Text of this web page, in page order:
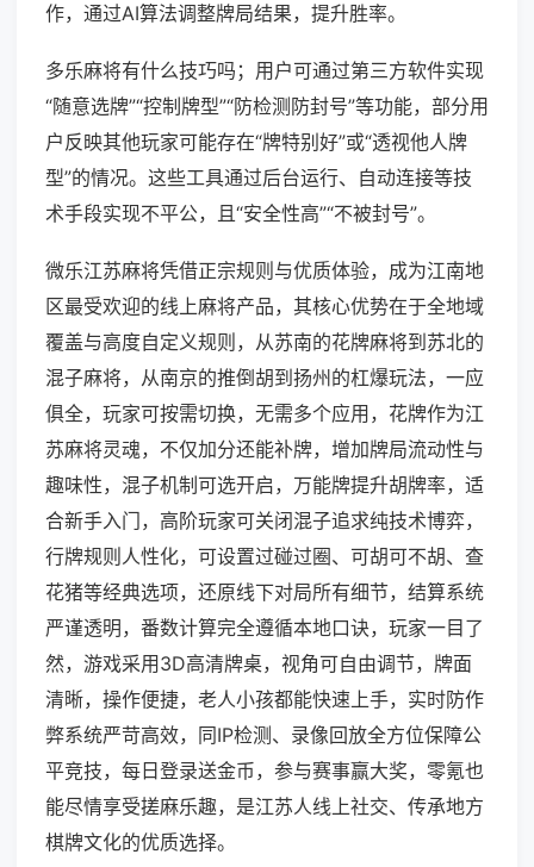
作，通过AI算法调整牌局结果，提升胜率。
多乐麻将有什么技巧吗；用户可通过第三方软件实现
“随意选牌”“控制牌型”“防检测防封号”等功能，部分用
户反映其他玩家可能存在“牌特别好”或“透视他人牌
型”的情况。这些工具通过后台运行、自动连接等技
术手段实现不平公，且“安全性高”“不被封号”。
微乐江苏麻将凭借正宗规则与优质体验，成为江南地
区最受欢迎的线上麻将产品，其核心优势在于全地域
覆盖与高度自定义规则，从苏南的花牌麻将到苏北的
混子麻将，从南京的推倒胡到扬州的杠爆玩法，一应
俱全，玩家可按需切换，无需多个应用，花牌作为江
苏麻将灵魂，不仅加分还能补牌，增加牌局流动性与
趣味性，混子机制可选开启，万能牌提升胡牌率，适
合新手入门，高阶玩家可关闭混子追求纯技术博弈，
行牌规则人性化，可设置过碰过圈、可胡可不胡、查
花猪等经典选项，还原线下对局所有细节，结算系统
严谨透明，番数计算完全遵循本地口诀，玩家一目了
然，游戏采用3D高清牌桌，视角可自由调节，牌面
清晰，操作便捷，老人小孩都能快速上手，实时防作
弊系统严苛高效，同IP检测、录像回放全方位保障公
平竞技，每日登录送金币，参与赛事赢大奖，零氪也
能尽情享受搓麻乐趣，是江苏人线上社交、传承地方
棋牌文化的优质选择。